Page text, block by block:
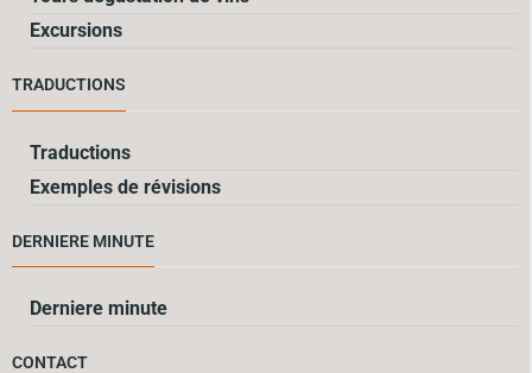
Excursions
TRADUCTIONS
Traductions
Exemples de révisions
DERNIERE MINUTE
Derniere minute
CONTACT